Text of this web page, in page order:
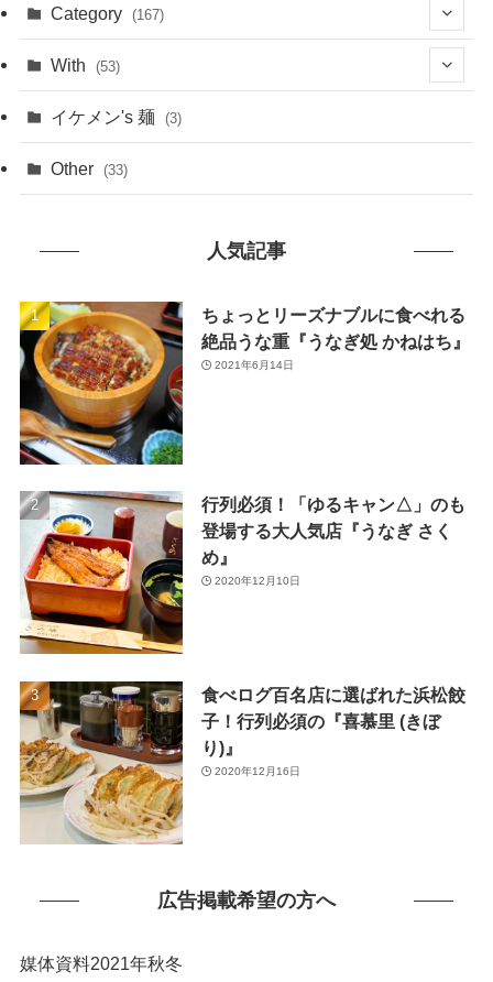
(1)
(38)
(1)
(3)
(26)
(1)
Category (167)
(114)
With (53)
(15)
(43)
(49)
イケメン's 麺 (3)
Other (33)
人気記事
ちょっとリーズナブルに食べれる
絶品うな重『うなぎ処 かねはち』
2021年6月14日
行列必須！「ゆるキャン△」のも
登場する大人気店『うなぎ さく
め』
2020年12月10日
食べログ百名店に選ばれた浜松餃
子！行列必須の『喜慕里 (きぼ
り)』
2020年12月16日
広告掲載希望の方へ
媒体資料2021年秋冬